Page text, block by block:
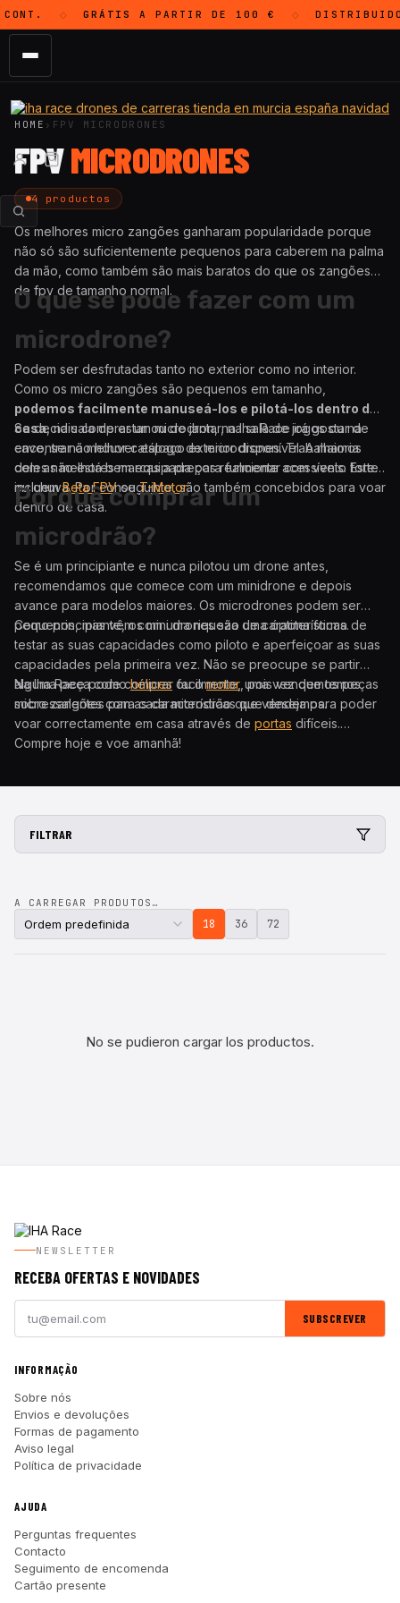
◇ GRÁTISA PARTIR DE 100 € ◇
HOME › FPV MICRODRONES
FPVMICRODRONES
4 productos
Os melhores micro zangões ganharam popularidade porque
não só são suficientemente pequenos para caberem na palma
da mão, como também são mais baratos do que os zangões
de fpv de tamanho normal.
O que se pode fazer com um
microdrone?
Podem ser desfrutadas tanto no exterior como no interior.
Como os micro zangões são pequenos em tamanho,
podemos facilmente manuseá-los e pilotá-los dentro de
casa, na sala de estar ou de jantar, na sala de jogos ou na
cave, se não houver espaço exterior disponível. A maioria
deles não está bem equipada para funcionar com vento forte
ou chuva. Por conseguinte, são também concebidos para voar
dentro de casa.
Se decidiu comprar um microdron, na Iha Race irá gostar de
encontrar o melhor catálogo de microdrones. Trabalhamos
com as melhores marcas a preços realmente acessíveis. Estes
incluemBeta FPVouT-Motor.
Porquê comprar um
microdrão?
Se é um principiante e nunca pilotou um drone antes,
recomendamos que comece com um minidrone e depois
avance para modelos maiores. Os microdrones podem ser
pequenos, mas vêm com uma riqueza de características.
Como principiante, os mini drones são uma óptima forma de
testar as suas capacidades como piloto e aperfeiçoar as suas
capacidades pela primeira vez. Não se preocupe se partir
alguma peça comohélicesou omotor , pois vendemos peças
sobressalentes para cada microdrão que vendemos.
Na Iha Race pode comprar facilmente, uma vez que temos
micro zangões com as características que deseja para poder
voar correctamente em casa através de portas difíceis.
Compre hoje e voe amanhã!
FILTRAR
A CARREGAR PRODUTOS…
18 36 72
No se pudieron cargar los productos.
NEWSLETTER
RECEBA OFERTAS E NOVIDADES
SUBSCREVER
INFORMAÇÃO
Sobre nós
Envios e devoluções
Formas de pagamento
Aviso legal
Política de privacidade
AJUDA
Perguntas frequentes
Contacto
Seguimento de encomenda
Cartão presente